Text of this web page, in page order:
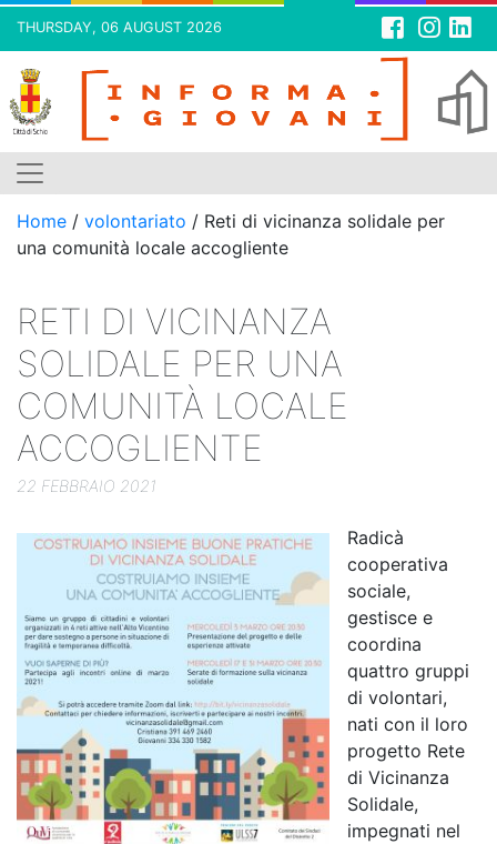
THURSDAY, 06 AUGUST 2026
Skip
content
Home / volontariato / Reti di vicinanza solidale per
una comunità locale accogliente
RETI DI VICINANZA
SOLIDALE PER UNA
COMUNITÀ LOCALE
ACCOGLIENTE
22 FEBBRAIO 2021
Radicà
cooperativa
sociale,
gestisce e
coordina
quattro gruppi
di volontari,
nati con il loro
progetto Rete
di Vicinanza
Solidale,
impegnati nel